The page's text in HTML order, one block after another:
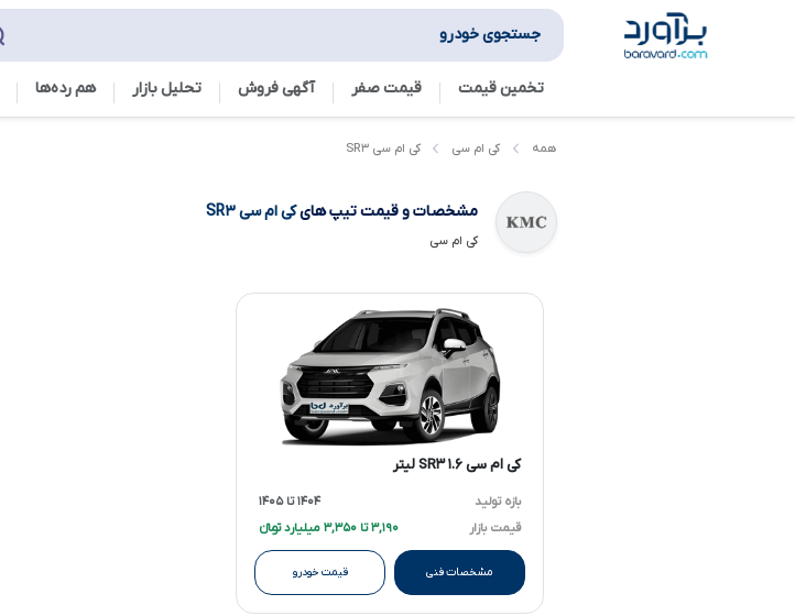
جستجوی خودرو
تخمین قیمت قیمت صفر آگهی فروش تحلیل بازار هم رده‌ها‌
همه کی ام سی کی ام سی SR۳
مشخصات و قیمت تیپ هایکی ام سی SR۳
کی ام سی
کی ام سی SR۳ ۱.۶ لیتر
بازه تولید
۱۴۰۴ تا ۱۴۰۵
قیمت بازار
۳,۱۹۰ تا ۳,۳۵۰ میلیارد تومانءءء
مشخصات فنی قیمت خودرو